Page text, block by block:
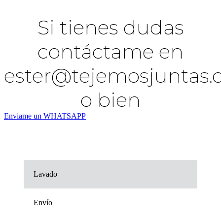
Si tienes dudas
contáctame en
o bien
Enviame un WHATSAPP
Lavado
Envío